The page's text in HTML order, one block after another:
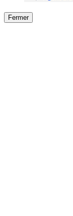
Fermer